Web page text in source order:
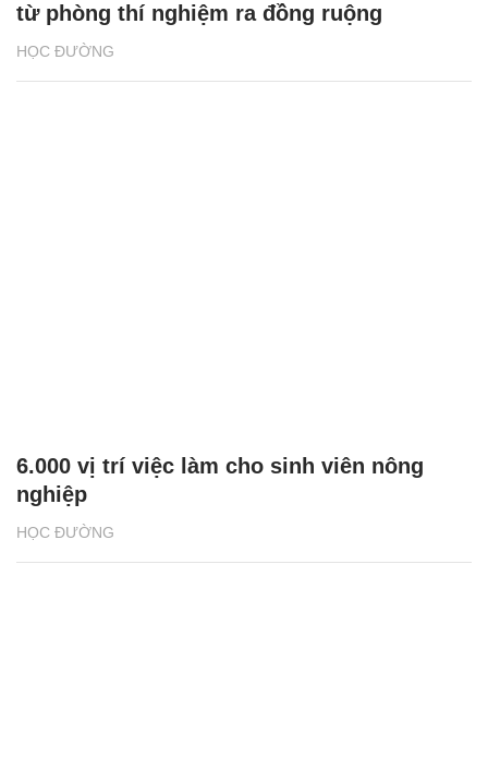
HỌC ĐƯỜNG
từ phòng thí nghiệm ra đồng ruộng
HỌC ĐƯỜNG
6.000 vị trí việc làm cho sinh viên nông
nghiệp